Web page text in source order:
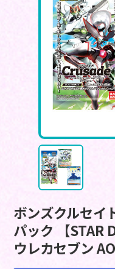
ボンズクルセイ
パック 【STAR
ウレカセブン AO